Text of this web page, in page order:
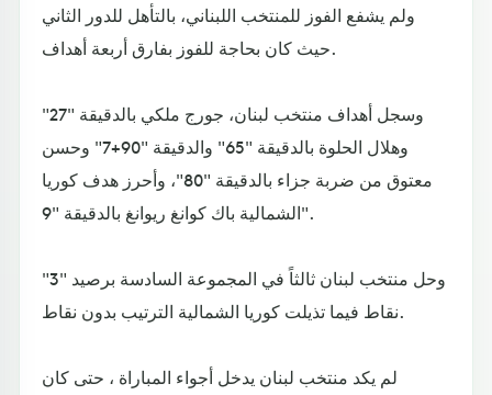
ولم يشفع الفوز للمنتخب اللبناني، بالتأهل للدور الثاني
حيث كان بحاجة للفوز بفارق أربعة أهداف.
وسجل أهداف منتخب لبنان، جورج ملكي بالدقيقة "27"
وهلال الحلوة بالدقيقة "65" والدقيقة "90+7" وحسن
معتوق من ضربة جزاء بالدقيقة "80"، وأحرز هدف كوريا
الشمالية باك كوانغ ريوانغ بالدقيقة "9".
وحل منتخب لبنان ثالثاً في المجموعة السادسة برصيد "3"
نقاط فيما تذيلت كوريا الشمالية الترتيب بدون نقاط.
لم يكد منتخب لبنان يدخل أجواء المباراة ، حتى كان